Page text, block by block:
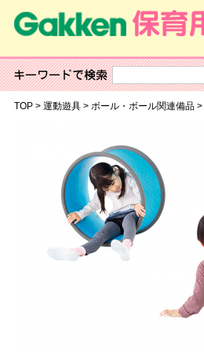
TOP> 運動遊具> ボール・ボール関連備品>